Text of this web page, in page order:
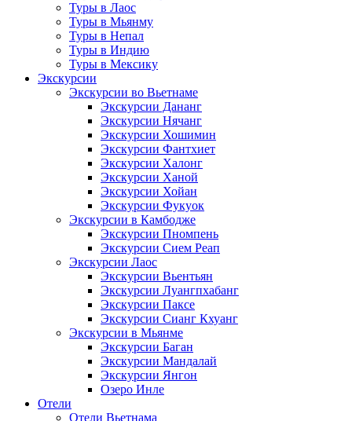
Туры в Лаос
Туры в Мьянму
Туры в Непал
Туры в Индию
Туры в Мексику
Экскурсии
Экскурсии во Вьетнаме
Экскурсии Дананг
Экскурсии Нячанг
Экскурсии Хошимин
Экскурсии Фантхиет
Экскурсии Халонг
Экскурсии Ханой
Экскурсии Хойан
Экскурсии Фукуок
Экскурсии в Камбодже
Экскурсии Пномпень
Экскурсии Сием Реап
Экскурсии Лаос
Экскурсии Вьентьян
Экскурсии Луангпхабанг
Экскурсии Паксе
Экскурсии Сианг Кхуанг
Экскурсии в Мьянме
Экскурсии Баган
Экскурсии Мандалай
Экскурсии Янгон
Озеро Инле
Отели
Отели Вьетнама